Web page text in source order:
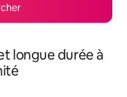
longue durée à